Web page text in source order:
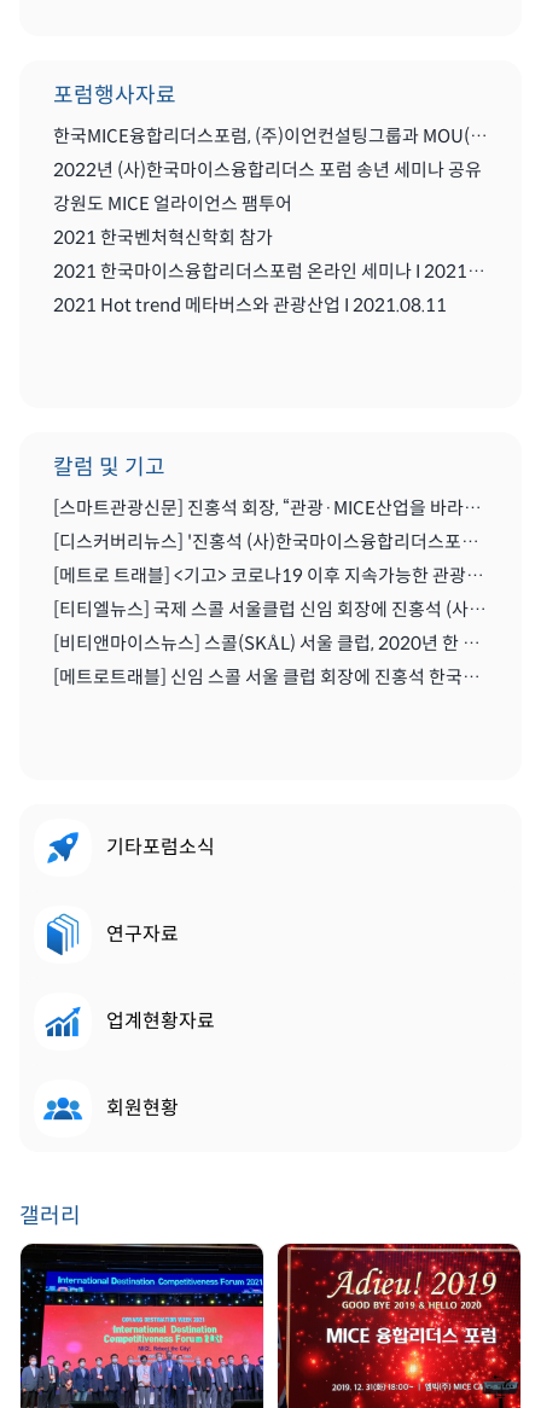
포럼행사자료
한국MICE융합리더스포럼, (주)이언컨설팅그룹과 MOU(업무협약) 체결식
2022년 (사)한국마이스융합리더스 포럼 송년 세미나 공유
강원도 MICE 얼라이언스 팸투어
2021 한국벤처혁신학회 참가
2021 한국마이스융합리더스포럼 온라인 세미나 I 2021.08..11
2021 Hot trend 메타버스와 관광산업 I 2021.08.11
칼럼 및 기고
[스마트관광신문] 진홍석 회장, “관광·MICE산업을 바라보는 가치의 전환을 위해 노력이 필요한 시기” | 2021.04.29
[디스커버리뉴스] '진홍석 (사)한국마이스융합리더스포럼 회장',"코로나를 또다른 기회로" | 2020.07.06
[메트로 트래블] <기고> 코로나19 이후 지속가능한 관광마이스산업과 'MICE 5.0' | 2020.06.28
[티티엘뉴스] 국제 스콜 서울클럽 신임 회장에 진홍석 (사)한국마이스융합리더스포럼 회장 | 2019.12.13
[비티앤마이스뉴스] 스콜(SKÅL) 서울 클럽, 2020년 한 해 동안 이끌 새 임원진 구성하다 | 2019.12.13
[메트로트래블] 신임 스콜 서울 클럽 회장에 진홍석 한국마이스융합리더스포럼회장 선출 | 2019.12.22
기타포럼소식
연구자료
업계현황자료
회원현황
갤러리
GDW 2021 | 2021.
08. 25
송년회 | 2019. 12. 31